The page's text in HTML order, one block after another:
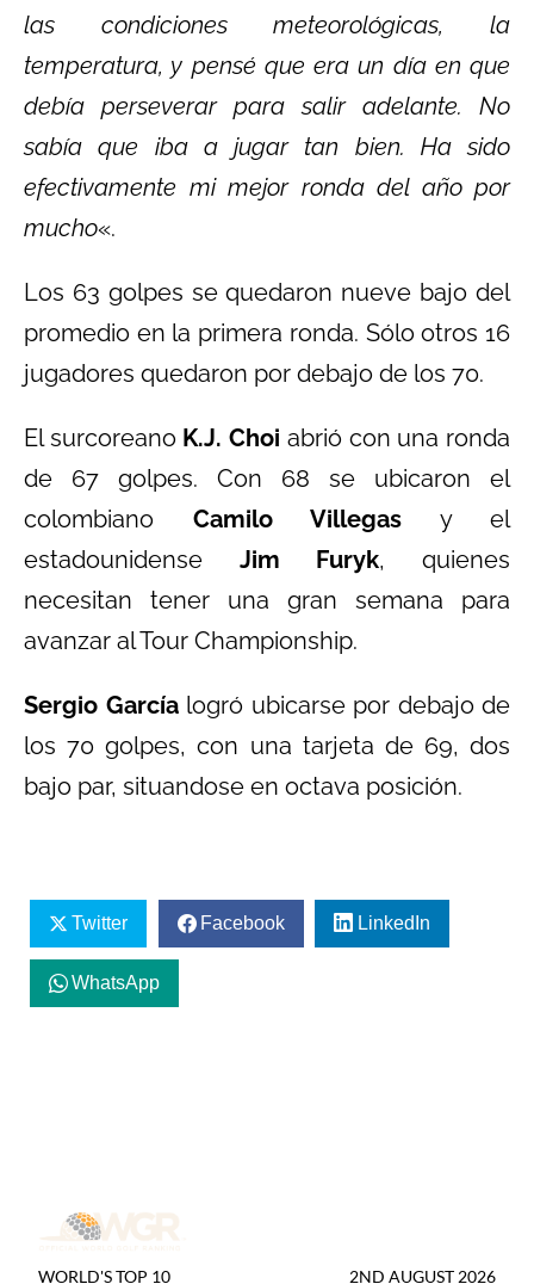
las condiciones meteorológicas, la
temperatura, y pensé que era un día en que
debía perseverar para salir adelante. No
sabía que iba a jugar tan bien. Ha sido
efectivamente mi mejor ronda del año por
mucho«.
Los 63 golpes se quedaron nueve bajo del
promedio en la primera ronda. Sólo otros 16
jugadores quedaron por debajo de los 70.
El surcoreano K.J. Choi abrió con una ronda
de 67 golpes. Con 68 se ubicaron el
colombiano Camilo Villegas y el
estadounidense Jim Furyk, quienes
necesitan tener una gran semana para
avanzar al Tour Championship.
Sergio Garcíalogró ubicarse por debajo de
los 70 golpes, con una tarjeta de 69, dos
bajo par, situandose en octava posición.
Twitter Facebook LinkedIn
WhatsApp